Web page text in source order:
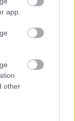
app.
other